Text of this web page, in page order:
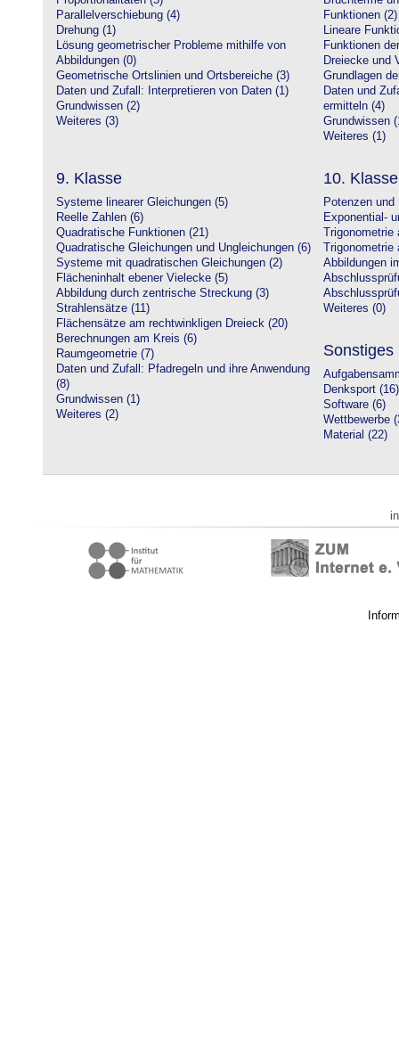
Parallelverschiebung (4)
Drehung (1)
Lösung geometrischer Probleme mithilfe von
Abbildungen (0)
Geometrische Ortslinien und Ortsbereiche (3)
Daten und Zufall: Interpretieren von Daten (1)
Grundwissen (2)
Weiteres (3)
Funktionen (2)
Lineare
Funktionen
Dreiecke und
Grundlagen
Daten und
ermitteln (4)
Grundwissen
Weiteres (1)
9. Klasse
Systeme linearer Gleichungen (5)
Reelle Zahlen (6)
Quadratische Funktionen (21)
Quadratische Gleichungen und Ungleichungen (6)
Systeme mit quadratischen Gleichungen (2)
Flächeninhalt ebener Vielecke (5)
Abbildung durch zentrische Streckung (3)
Strahlensätze (11)
Flächensätze am rechtwinkligen Dreieck (20)
Berechnungen am Kreis (6)
Raumgeometrie (7)
Daten und Zufall: Pfadregeln und ihre Anwendung
(8)
Grundwissen (1)
Weiteres (2)
10. Klasse
Potenzen
Exponential-
Abbildungen
Weiteres (0)
Sonstiges
Denksport (16)
Software (6)
Wettbewerbe
Material (22)